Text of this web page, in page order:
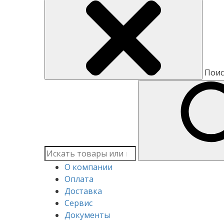
О компании
Оплата
Доставка
Сервис
Документы